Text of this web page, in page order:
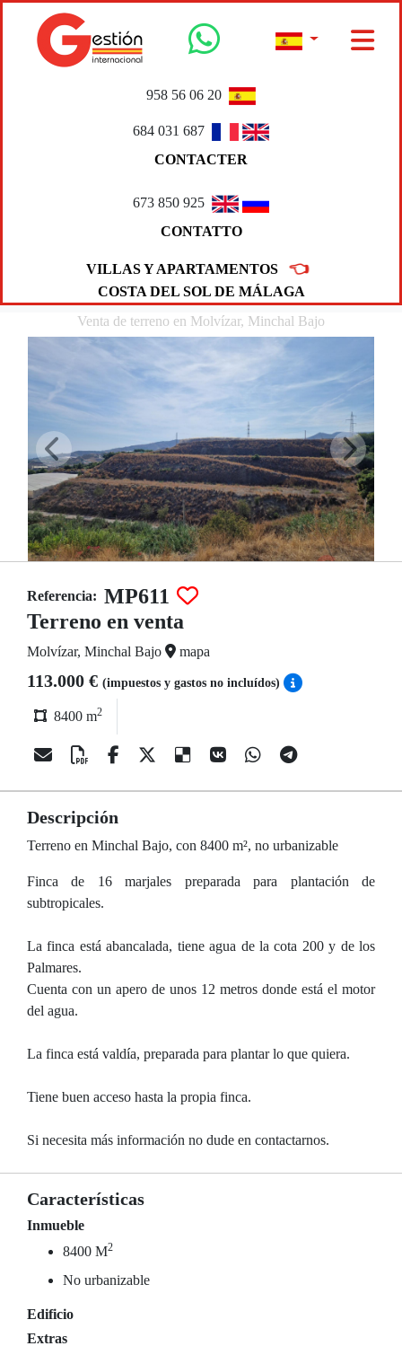
958 56 06 20
684 031 687
CONTACTER
673 850 925
CONTATTO
VILLAS Y APARTAMENTOS 👈
COSTA DEL SOL DE MÁLAGA
Venta de terreno en Molvízar, Minchal Bajo
Referencia: MP611
Terreno en venta
Molvízar, Minchal Bajo mapa
113.000 € (impuestos y gastos no incluídos)
8400 m2
Descripción
Terreno en Minchal Bajo, con 8400 m², no urbanizable
Finca de 16 marjales preparada para plantación de
subtropicales.
La finca está abancalada, tiene agua de la cota 200 y de los
Palmares.
Cuenta con un apero de unos 12 metros donde está el motor
del agua.
La finca está valdía, preparada para plantar lo que quiera.
Tiene buen acceso hasta la propia finca.
Si necesita más información no dude en contactarnos.
Características
Inmueble
8400 M2
No urbanizable
Edificio
Extras